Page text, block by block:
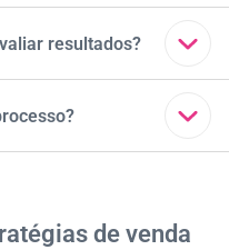
Exagerar na quantidade
do cliente.
resultados?
- Taxa de
do cliente (NPS,
ofertasde venda